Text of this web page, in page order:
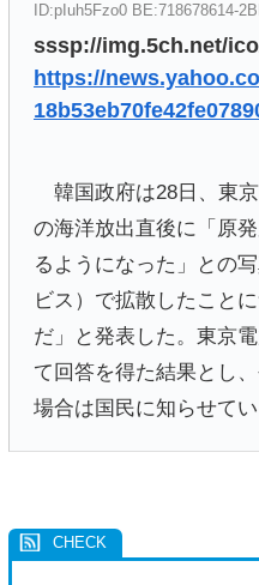
ID:pIuh5Fzo0 BE:718678614-
sssp://img.5ch.net/
https://
韓国政府は28日、東
の海洋放出直後に「原
るようになった」との
ビス）で拡散したこと
だ」と発表した。東京
て回答を得た結果とし
場合は国民に知らせてい